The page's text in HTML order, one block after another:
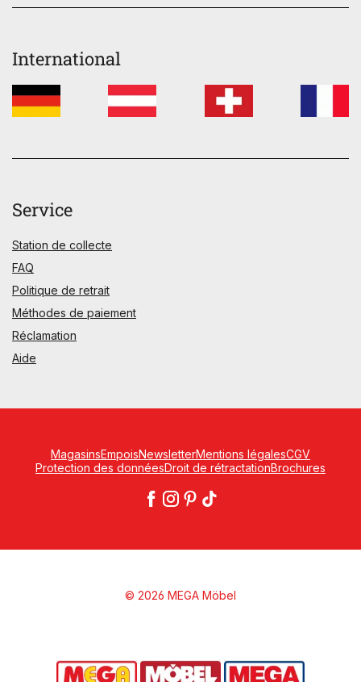
International
Service
Station de collecte
FAQ
Politique de retrait
Méthodes de paiement
Réclamation
Aide
MagasinsEmpoisNewsletterMentions légalesCGV
Protection des donnéesDroit de rétractationBrochures
© 2026 MEGA Möbel